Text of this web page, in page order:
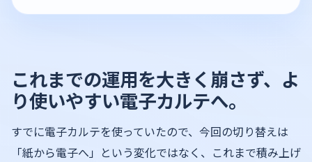
これまでの運用を大きく崩さず、よ
り使いやすい電子カルテへ。
すでに電子カルテを使っていたので、今回の切り替えは
「紙から電子へ」という変化ではなく、これまで積み上げ